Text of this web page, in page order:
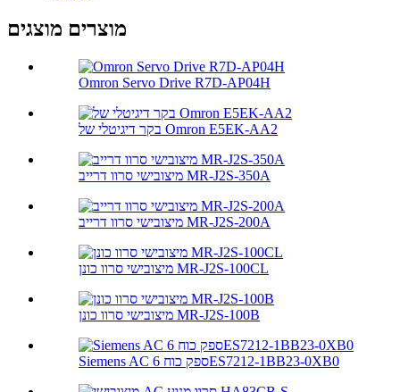
מוצרים מוצגים
Omron Servo Drive R7D-AP04H
בקר דיגיטלי של Omron E5EK-AA2
מיצובישי סרוו דרייב MR-J2S-350A
מיצובישי סרוו דרייב MR-J2S-200A
מיצובישי סרוו כונן MR-J2S-100CL
מיצובישי סרוו כונן MR-J2S-100B
Siemens AC ספק כוח 6ES7212-1BB23-0XB0